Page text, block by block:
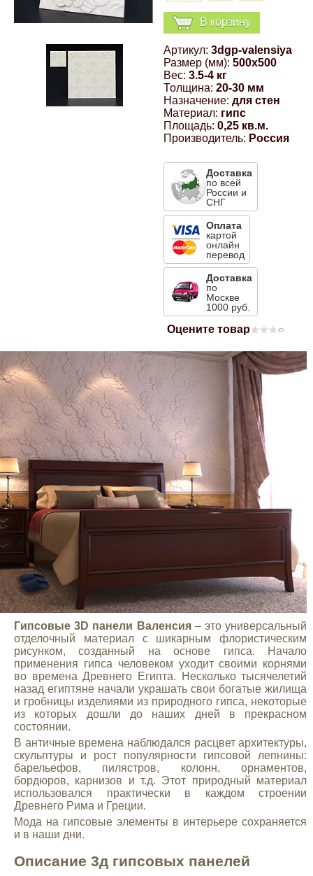
В корзину
Артикул: 3dgp-valensiya
Размер (мм): 500x500
Вес: 3.5-4 кг
Толщина: 20-30 мм
Назначение: для стен
Материал: гипс
Площадь: 0,25 кв.м.
Производитель: Россия
Доставка
по всей
России и
СНГ
Оплата
картой
онлайн
перевод
Доставка
по
Москве
1000 руб.
Оцените товар (0)
Гипсовые 3D панели Валенсия– это универсальный
отделочный материал с шикарным флористическим
рисунком, созданный на основе гипса. Начало
применения гипса человеком уходит своими корнями
во времена Древнего Египта. Несколько тысячелетий
назад египтяне начали украшать свои богатые жилища
и гробницы изделиями из природного гипса, некоторые
из которых дошли до наших дней в прекрасном
состоянии.
В античные времена наблюдался расцвет архитектуры,
скульптуры и рост популярности гипсовой лепнины:
барельефов, пилястров, колонн, орнаментов,
бордюров, карнизов и т.д. Этот природный материал
использовался практически в каждом строении
Древнего Рима и Греции.
Мода на гипсовые элементы в интерьере сохраняется
и в наши дни.
Описание 3д гипсовых панелей
Компрессионные фитинги Poliext
Honda
Hyundai
Opel
Renault
Suzuki
Toyota
Volkswagen
УАЗ
Дополнительные товары
Шпатлевки, штукатурки
Эмали универсальные акриловые
Магнитные панели на холодильник